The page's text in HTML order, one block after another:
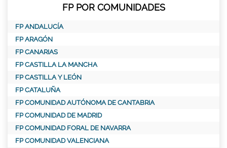
FP POR COMUNIDADES
FP ANDALUCÍA
FP ARAGÓN
FP CANARIAS
FP CASTILLA LA MANCHA
FP CASTILLA Y LEÓN
FP CATALUÑA
FP COMUNIDAD AUTÓNOMA DE CANTABRIA
FP COMUNIDAD DE MADRID
FP COMUNIDAD FORAL DE NAVARRA
FP COMUNIDAD VALENCIANA